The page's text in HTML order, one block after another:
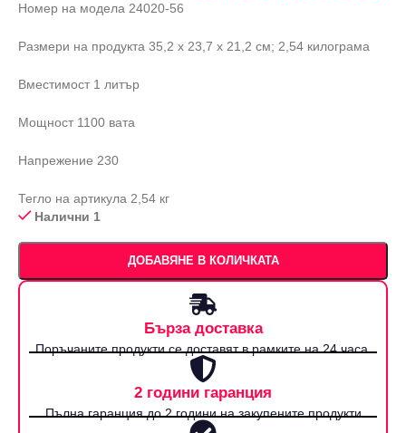
Номер на модела 24020-56
Размери на продукта 35,2 х 23,7 х 21,2 см; 2,54 килограма
Вместимост 1 литър
Мощност 1100 вата
Напрежение 230
Тегло на артикула 2,54 кг
Налични 1
ДОБАВЯНЕ В КОЛИЧКАТА
Бърза доставка
Поръчаните продукти се доставят в рамките на 24 часа.
2 години гаранция
Пълна гаранция до 2 години на закупените продукти